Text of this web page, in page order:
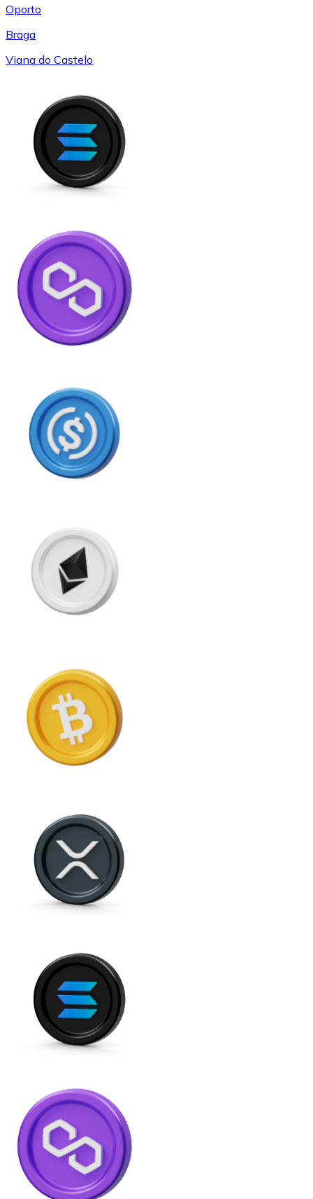
Oporto
Braga
Viana do Castelo